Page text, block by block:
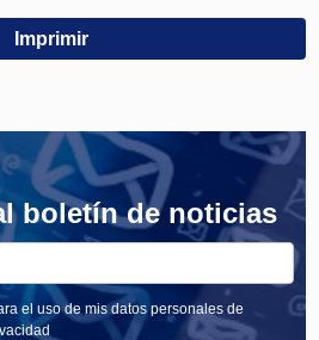
Imprimir
boletín de noticias
el uso de mis datos personales de